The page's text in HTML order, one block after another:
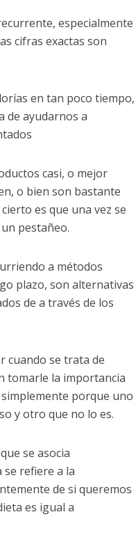
especialmente
cifras exactas son
en tan poco tiempo,
de ayudarnos a
casi, o mejor
o bien son bastante
es que una vez se
pestañeo.
a métodos
plazo, son alternativas
de a través de los
cuando se trata de
tomarle la importancia
porque uno
y otro que no lo es.
se asocia
se refiere a la
de si queremos
es igual a